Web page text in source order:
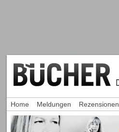
Home Meldungen Rezensionen